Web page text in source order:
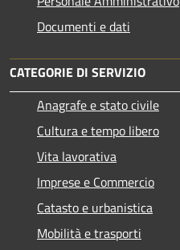
Documenti e dati
CATEGORIE DI SERVIZIO
Anagrafe e stato civile
Cultura e tempo libero
Vita lavorativa
Imprese e Commercio
Catasto e urbanistica
Mobilità e trasporti